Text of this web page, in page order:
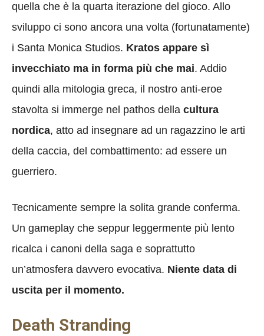
quella che è la quarta iterazione del gioco. Allo
sviluppo ci sono ancora una volta (fortunatamente)
i Santa Monica Studios. Kratos appare sì
invecchiato ma in forma più che mai. Addio
quindi alla mitologia greca, il nostro anti-eroe
stavolta si immerge nel pathos della cultura
nordica, atto ad insegnare ad un ragazzino le arti
della caccia, del combattimento: ad essere un
guerriero.
Tecnicamente sempre la solita grande conferma.
Un gameplay che seppur leggermente più lento
ricalca i canoni della saga e soprattutto
un’atmosfera davvero evocativa. Niente data di
uscita per il momento.
Death Stranding